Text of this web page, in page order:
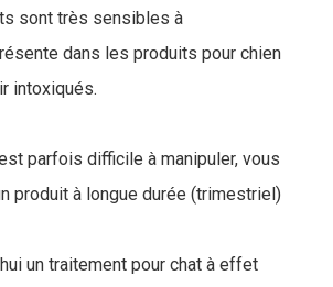
sont très sensibles à
dans les produits pour chien
intoxiqués.
parfois difficile à manipuler, vous
produit à longue durée (trimestriel)
un traitement pour chat à effet